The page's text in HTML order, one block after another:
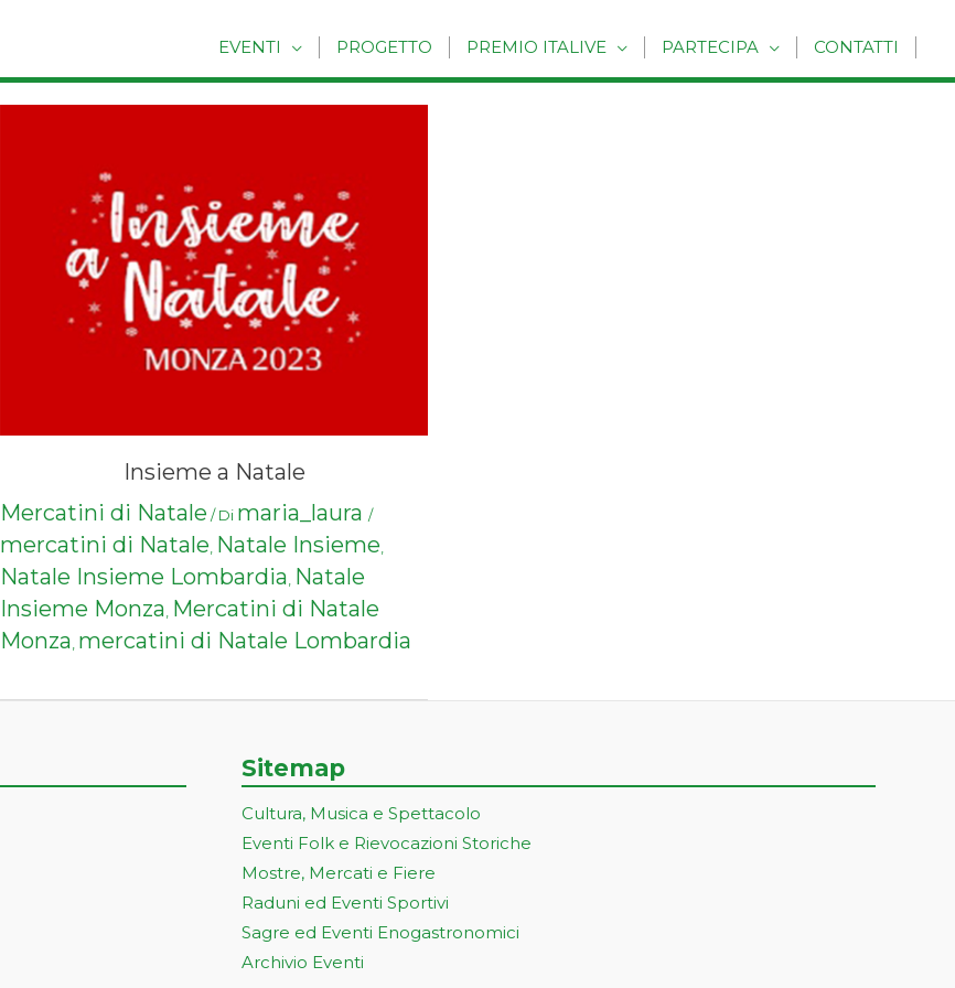
EVENTI PROGETTO PREMIO ITALIVE PARTECIPA CONTATTI
Insieme a Natale
Mercatini di Natale / Di maria_laura /
mercatini di Natale, Natale Insieme,
Natale Insieme Lombardia, Natale
Insieme Monza, Mercatini di Natale
Monza, mercatini di Natale Lombardia
Sitemap
Cultura, Musica e Spettacolo
Eventi Folk e Rievocazioni Storiche
Mostre, Mercati e Fiere
Raduni ed Eventi Sportivi
Sagre ed Eventi Enogastronomici
Archivio Eventi